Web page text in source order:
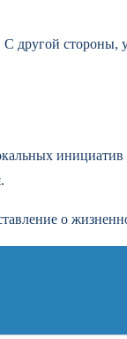
стороны,
о